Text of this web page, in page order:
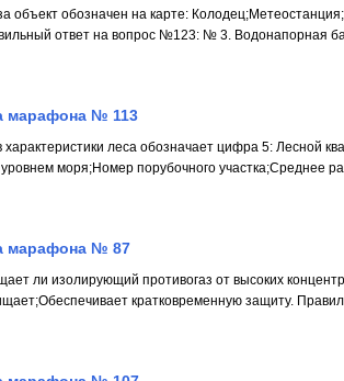
объект обозначен на карте:
ответ на вопрос №123: № 3. Водонапорная
марафона № 113
леса обозначает цифра 5: Лесной
моря;Номер порубочного участка;Среднее
марафона № 87
ли изолирующий противогаз от высоких
кратковременную защиту.